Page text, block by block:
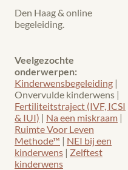
Den Haag & online
begeleiding.
Veelgezochte
onderwerpen:
Kinderwensbegeleiding |
Onvervulde kinderwens |
Fertiliteitstraject (IVF, ICSI
& IUI) | Na een miskraam |
Ruimte Voor Leven
Methode™ | NEI bij een
kinderwens | Zelftest
kinderwens